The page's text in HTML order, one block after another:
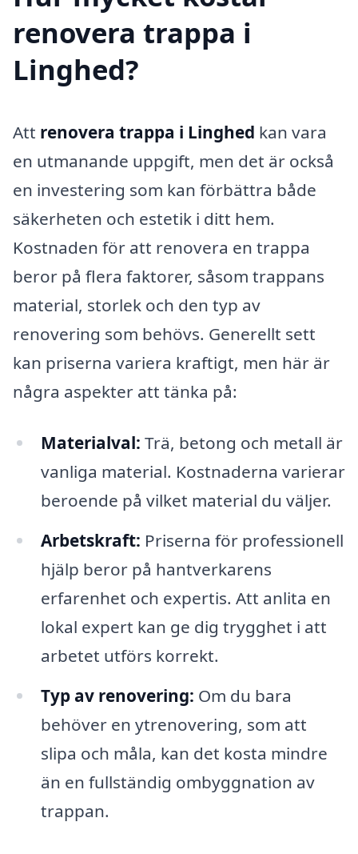
renovera trappa i
Linghed?
Att renovera trappa i Linghed kan vara
en utmanande uppgift, men det är också
en investering som kan förbättra både
säkerheten och estetik i ditt hem.
Kostnaden för att renovera en trappa
beror på flera faktorer, såsom trappans
material, storlek och den typ av
renovering som behövs. Generellt sett
kan priserna variera kraftigt, men här är
några aspekter att tänka på:
Materialval: Trä, betong och metall är
vanliga material. Kostnaderna varierar
beroende på vilket material du väljer.
Arbetskraft: Priserna för professionell
hjälp beror på hantverkarens
erfarenhet och expertis. Att anlita en
lokal expert kan ge dig trygghet i att
arbetet utförs korrekt.
Typ av renovering: Om du bara
behöver en ytrenovering, som att
slipa och måla, kan det kosta mindre
än en fullständig ombyggnation av
trappan.